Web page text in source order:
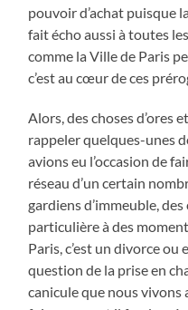
pouvoir d’achat puisque
fait écho aussi à toutes
comme la Ville de Paris
c’est au cœur de ces
Alors, des choses d’ores
rappeler quelques-unes
avions eu l’occasion de
réseau d’un certain
gardiens d’immeuble,
particulière à des
Paris, c’est un divorce ou
question de la prise en
canicule que nous